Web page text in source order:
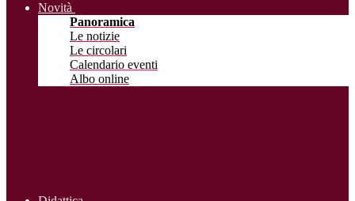
Novità
Panoramica
Le notizie
Le circolari
Calendario eventi
Albo online